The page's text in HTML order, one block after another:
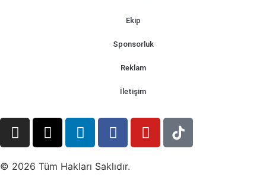
Ekip
Sponsorluk
Reklam
İletişim
© 2026 Tüm Hakları Saklıdır.